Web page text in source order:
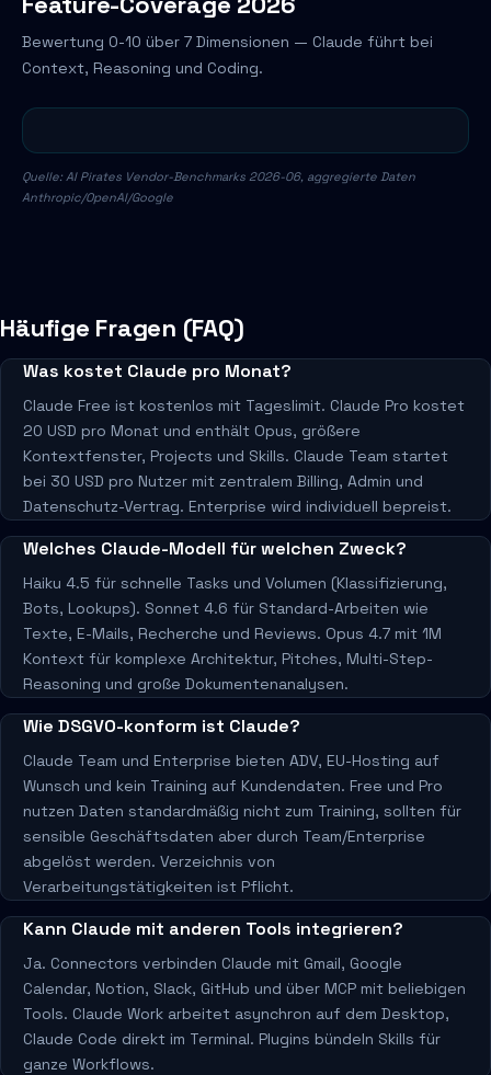
Bewertung 0-10 über 7 Dimensionen — Claude führt bei
Context, Reasoning und Coding.
Quelle: AI Pirates Vendor-Benchmarks 2026-06, aggregierte Daten
Anthropic/OpenAI/Google
Häufige Fragen (FAQ)
Was kostet Claude pro Monat?
Claude Free ist kostenlos mit Tageslimit. Claude Pro kostet
20 USD pro Monat und enthält Opus, größere
Kontextfenster, Projects und Skills. Claude Team startet
bei 30 USD pro Nutzer mit zentralem Billing, Admin und
Datenschutz-Vertrag. Enterprise wird individuell bepreist.
Welches Claude-Modell für welchen Zweck?
Haiku 4.5 für schnelle Tasks und Volumen (Klassifizierung,
Bots, Lookups). Sonnet 4.6 für Standard-Arbeiten wie
Texte, E-Mails, Recherche und Reviews. Opus 4.7 mit 1M
Kontext für komplexe Architektur, Pitches, Multi-Step-
Reasoning und große Dokumentenanalysen.
Wie DSGVO-konform ist Claude?
Claude Team und Enterprise bieten ADV, EU-Hosting auf
Wunsch und kein Training auf Kundendaten. Free und Pro
nutzen Daten standardmäßig nicht zum Training, sollten für
sensible Geschäftsdaten aber durch Team/Enterprise
abgelöst werden. Verzeichnis von
Verarbeitungstätigkeiten ist Pflicht.
Kann Claude mit anderen Tools integrieren?
Ja. Connectors verbinden Claude mit Gmail, Google
Calendar, Notion, Slack, GitHub und über MCP mit beliebigen
Tools. Claude Work arbeitet asynchron auf dem Desktop,
Claude Code direkt im Terminal. Plugins bündeln Skills für
ganze Workflows.